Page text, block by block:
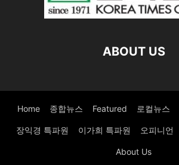
ABOUT US
Home 종합뉴스 Featured 로컬뉴스
장익경 특파원 이가희 특파원 오피니언
About Us